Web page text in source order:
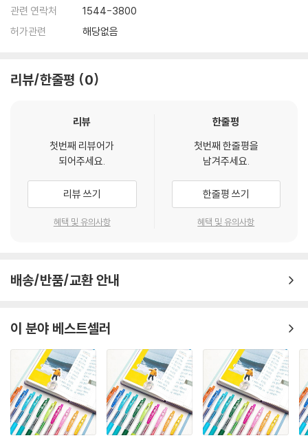
관련 연락처
1544-3800
허가관련
해당없음
리뷰/한줄평 0
리뷰
첫번째 리뷰어가
되어주세요.
리뷰 쓰기
혜택 및 유의사항
한줄평
첫번째 한줄평을
남겨주세요.
한줄평 쓰기
혜택 및 유의사항
배송/반품/교환 안내
이 분야 베스트셀러